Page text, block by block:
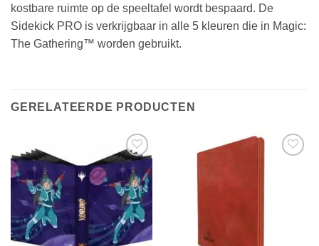
kostbare ruimte op de speeltafel wordt bespaard. De
Sidekick PRO is verkrijgbaar in alle 5 kleuren die in Magic:
The Gathering™ worden gebruikt.
GERELATEERDE PRODUCTEN